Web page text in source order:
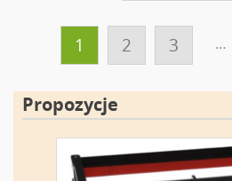
1 2 3 …
Propozycje